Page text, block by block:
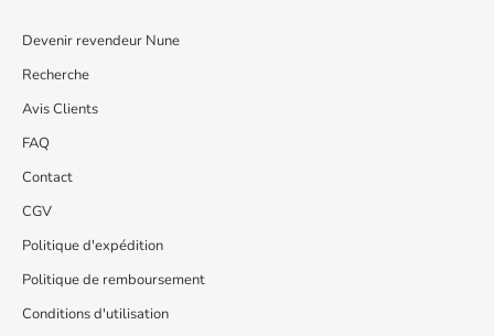
Devenir revendeur Nune
Recherche
Avis Clients
FAQ
Contact
CGV
Politique d'expédition
Politique de remboursement
Conditions d'utilisation